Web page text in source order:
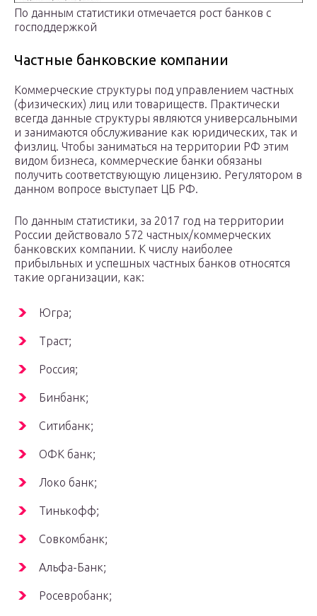
По данным статистики отмечается рост банков с
господдержкой
Частные банковские компании
Коммерческие структуры под управлением частных
(физических) лиц или товариществ. Практически
всегда данные структуры являются универсальными
и занимаются обслуживание как юридических, так и
физлиц. Чтобы заниматься на территории РФ этим
видом бизнеса, коммерческие банки обязаны
получить соответствующую лицензию. Регулятором в
данном вопросе выступает ЦБ РФ.
По данным статистики, за 2017 год на территории
России действовало 572 частных/коммерческих
банковских компании. К числу наиболее
прибыльных и успешных частных банков относятся
такие организации, как:
Югра;
Траст;
Россия;
Бинбанк;
Ситибанк;
ОФК банк;
Локо банк;
Тинькофф;
Совкомбанк;
Альфа-Банк;
Росевробанк;